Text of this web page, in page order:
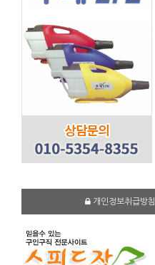
개인정보취급방침